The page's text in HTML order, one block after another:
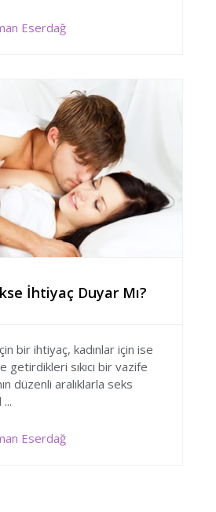
Eserdağ
İhtiyaç Duyar Mı?
bir ihtiyaç, kadınlar için ise
getirdikleri sıkıcı bir vazife
düzenli aralıklarla seks
Eserdağ